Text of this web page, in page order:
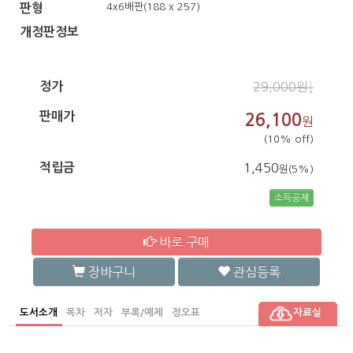
판형 4x6배판(188 x 257)
개정판정보
정가 29,000원↓
판매가 26,100원
(10% off)
적립금 1,450원(5%)
소득공제
바로 구매
장바구니 관심등록
도서소개 목차 저자 부록/예제 정오표 자료실